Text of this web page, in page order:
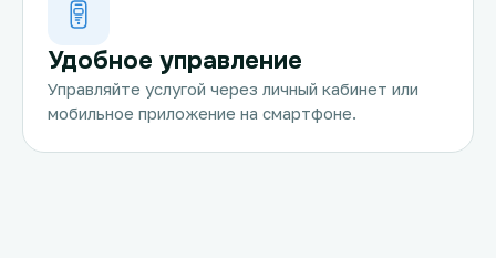
Удобное управление
Управляйте услугой через личный кабинет или
мобильное приложение на смартфоне.